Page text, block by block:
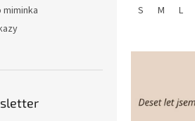
zabraňuje
S M L